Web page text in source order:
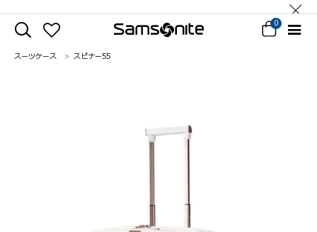
0
スーツケース スピナー55